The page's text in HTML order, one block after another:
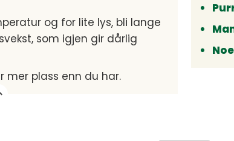
og for lite lys, bli lange
som igjen gir dårlig
mer plass enn du har.